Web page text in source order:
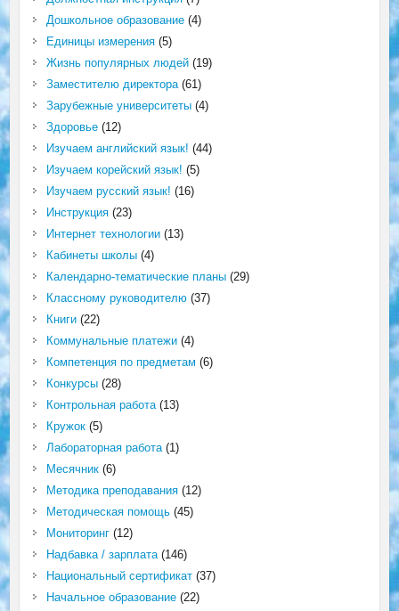
Дошкольное образование(4)
Единицы измерения(5)
Жизнь популярных людей(19)
Заместителю директора(61)
Зарубежные университеты(4)
Здоровье(12)
Изучаем английский язык! (44)
Изучаем корейский язык! (5)
Изучаем русский язык! (16)
Инструкция(23)
Интернет технологии(13)
Кабинеты школы(4)
Календарно-тематические планы(29)
Классному руководителю(37)
Книги(22)
Коммунальные платежи(4)
Компетенция по предметам (6)
Конкурсы(28)
Контрольная работа(13)
Кружок(5)
Лабораторная работа(1)
Месячник(6)
Методика преподавания(12)
Методическая помощь(45)
Мониторинг(12)
Надбавка / зарплата(146)
Национальный сертификат(37)
Начальное образование(22)